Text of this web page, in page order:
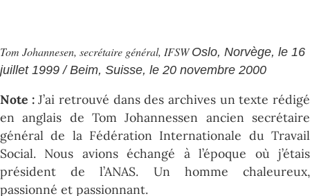
Tom Johannesen, secrétaire général, IFSWOslo, Norvège, le 16
juillet 1999 / Beim, Suisse, le 20 novembre 2000
Note :J’ai retrouvé dans des archives un texte rédigé
en anglais de Tom Johannessen ancien secrétaire
général de la Fédération Internationale du Travail
Social. Nous avions échangé à l’époque où j’étais
président de l’ANAS. Un homme chaleureux,
passionné et passionnant.